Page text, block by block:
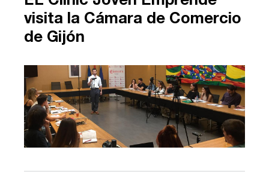
visita la Cámara de Comercio
de Gijón